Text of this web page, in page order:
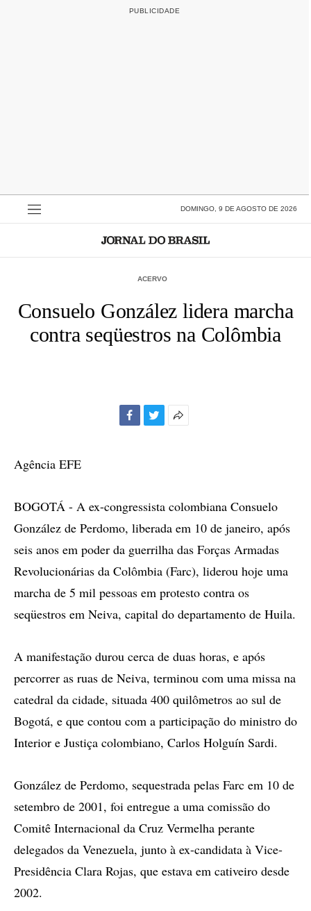
DOMINGO, 9 DE AGOSTO DE 2026
ACERVO
Consuelo González lidera marcha
contra seqüestros na Colômbia
Agência EFE
BOGOTÁ - A ex-congressista colombiana Consuelo
González de Perdomo, liberada em 10 de janeiro, após
seis anos em poder da guerrilha das Forças Armadas
Revolucionárias da Colômbia (Farc), liderou hoje uma
marcha de 5 mil pessoas em protesto contra os
seqüestros em Neiva, capital do departamento de Huila.
A manifestação durou cerca de duas horas, e após
percorrer as ruas de Neiva, terminou com uma missa na
catedral da cidade, situada 400 quilômetros ao sul de
Bogotá, e que contou com a participação do ministro do
Interior e Justiça colombiano, Carlos Holguín Sardi.
González de Perdomo, sequestrada pelas Farc em 10 de
setembro de 2001, foi entregue a uma comissão do
Comitê Internacional da Cruz Vermelha perante
delegados da Venezuela, junto à ex-candidata à Vice-
Presidência Clara Rojas, que estava em cativeiro desde
2002.